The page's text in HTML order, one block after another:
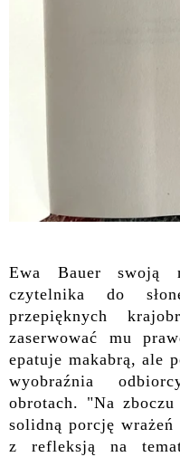
Ewa Bauer swoją
czytelnika do
przepięknych
zaserwować mu
epatuje makabrą, ale
wyobraźnia
obrotach. "Na
solidną porcję
z refleksją na